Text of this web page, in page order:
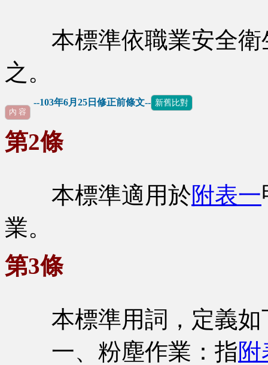
本標準依職業安全衛
之。
--103年6月25日修正前條文-- 新舊比對
內 容
第2條
本標準適用於附表一
業。
第3條
本標準用詞，定義如
一、粉塵作業：指